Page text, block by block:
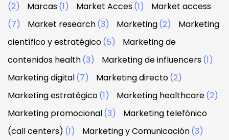
(2)
Marcas(1) Market Acces(1)
Market access
(7)
Market research(3) Marketing(2)
Marketing
científico y estratégico(5)
Marketing de
contenidos health(3) Marketing de influencers(1)
Marketing digital(7) Marketing directo(2)
Marketing estratégico(1) Marketing healthcare(2)
Marketing promocional(3)
Marketing telefónico
(call centers) (1) Marketing y Comunicación(3)